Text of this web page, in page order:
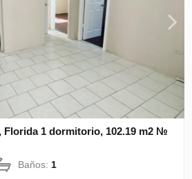
Florida 1 dormitorio, 102.19 m2 №
Baños:1